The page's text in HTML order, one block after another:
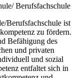
Berufsfachschule
Berufsfachschule ist
zu fördern.
Befähigung des
und privaten
und sozial
entfaltet sich in